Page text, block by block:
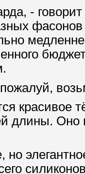
-
красивое
длины. Оно
но